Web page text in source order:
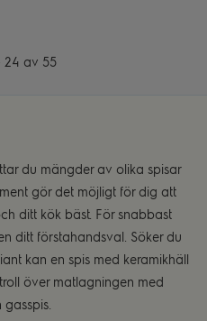
24 av 55
du mängder av olika spisar
gör det möjligt för dig att
ditt kök bäst. För snabbast
ditt förstahandsval. Söker du
kan en spis med keramikhäll
över matlagningen med